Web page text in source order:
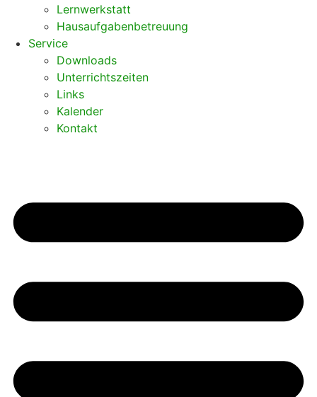
Lernwerkstatt
Hausaufgabenbetreuung
Service
Downloads
Unterrichtszeiten
Links
Kalender
Kontakt